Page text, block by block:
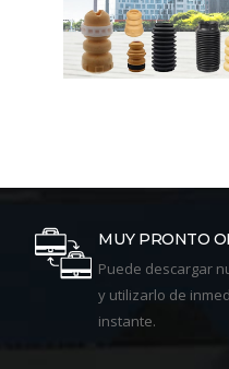
MUY PRONTO
Puede descargar
y utilizarlo de
instante.